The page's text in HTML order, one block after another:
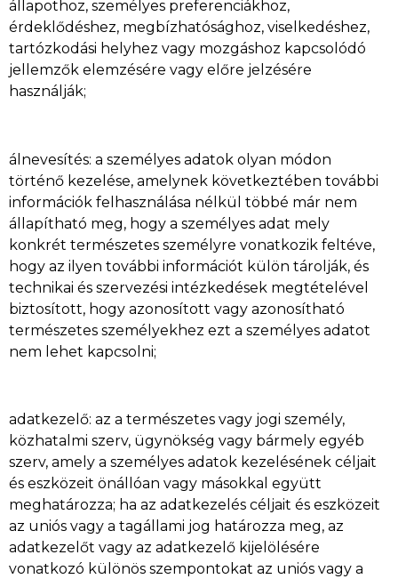
állapothoz, személyes preferenciákhoz,
érdeklődéshez, megbízhatósághoz, viselkedéshez,
tartózkodási helyhez vagy mozgáshoz kapcsolódó
jellemzők elemzésére vagy előre jelzésére
használják;
álnevesítés: a személyes adatok olyan módon
történő kezelése, amelynek következtében további
információk felhasználása nélkül többé már nem
állapítható meg, hogy a személyes adat mely
konkrét természetes személyre vonatkozik feltéve,
hogy az ilyen további információt külön tárolják, és
technikai és szervezési intézkedések megtételével
biztosított, hogy azonosított vagy azonosítható
természetes személyekhez ezt a személyes adatot
nem lehet kapcsolni;
adatkezelő: az a természetes vagy jogi személy,
közhatalmi szerv, ügynökség vagy bármely egyéb
szerv, amely a személyes adatok kezelésének céljait
és eszközeit önállóan vagy másokkal együtt
meghatározza; ha az adatkezelés céljait és eszközeit
az uniós vagy a tagállami jog határozza meg, az
adatkezelőt vagy az adatkezelő kijelölésére
vonatkozó különös szempontokat az uniós vagy a